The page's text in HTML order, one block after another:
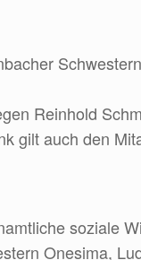
Reinhold
gilt auch den
soziale
Onesima,